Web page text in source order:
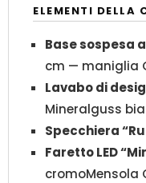
ELEMENTI DELLA
Base sospesa
cm — maniglia
Lavabo di
Mineralguss
Specchiera
Faretto LED
cromoMensola